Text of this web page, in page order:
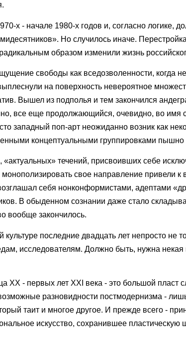
х - начале 1980-х годов и, согласно логике,
Но случилось иначе.
образом изменили жизнь
свободы как вседозволенности, когда
на поверхность невероятное
Вышел из подполья и тем закончился
все еще продолжающийся, очевидно, во имя
западный поп-арт неожиданно возник как
концептуальными группировками пышно
течений, присвоивших себе
свое направление привели к
себя нонконформистами, адептами
В обыденном сознании даже стало
вообще закончилось.
последние двадцать лет непросто не
исследователям. Должно быть, нужна
ХХ - первых лет XXI века - это большой пласт
разновидности постмодернизма -
таит и многое другое. И прежде всего -
искусство, сохранившее